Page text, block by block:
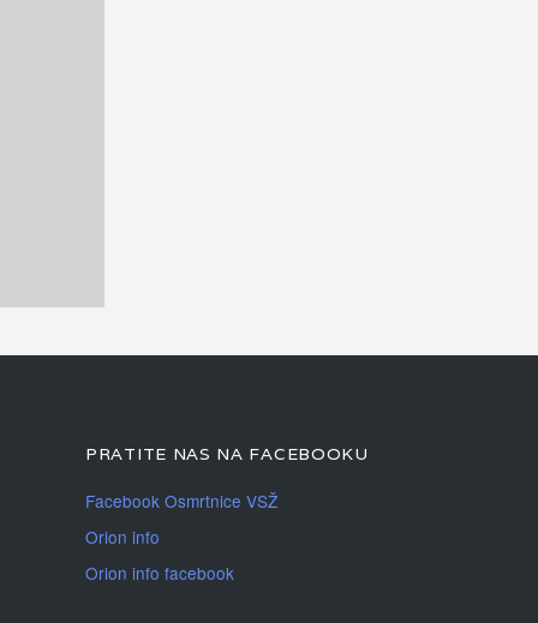
PRATITE NAS NA FACEBOOKU
Facebook Osmrtnice VSŽ
Orion info
Orion info facebook